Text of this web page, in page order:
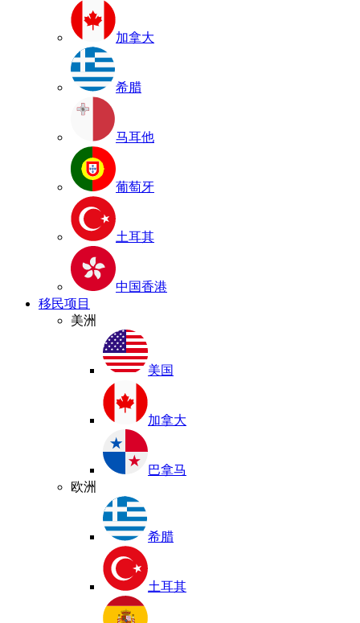
加拿大
希腊
马耳他
葡萄牙
土耳其
中国香港
移民项目
美洲
美国
加拿大
巴拿马
欧洲
希腊
土耳其